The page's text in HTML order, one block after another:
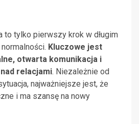
to tylko pierwszy krok w długim
Kluczowe jest
otwarta komunikacja i
relacjami. Niezależnie od
najważniejsze jest, że
i ma szansę na nowy